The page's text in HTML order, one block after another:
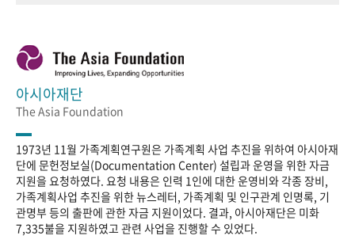
아시아재단
The Asia Foundation
1973년 11월 가족계획연구원은 가족계획 사업 추진을 위하여 아시아재
단에 문헌정보실(Documentation Center) 설립과 운영을 위한 자금
지원을 요청하였다. 요청 내용은 인력 1인에 대한 운영비와 각종 장비,
가족계획사업 추진을 위한 뉴스레터, 가족계획 및 인구관계 인명록, 기
관명부 등의 출판에 관한 자금 지원이었다. 결과, 아시아재단은 미화
7,335불을 지원하였고 관련 사업을 진행할 수 있었다.